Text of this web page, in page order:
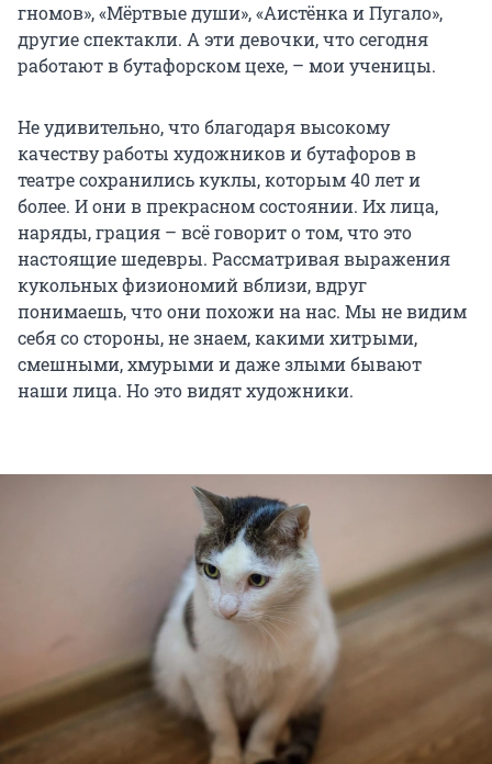
гномов», «Мёртвые души», «Аистёнка и Пугало»,
другие спектакли. А эти девочки, что сегодня
работают в бутафорском цехе, – мои ученицы.
Не удивительно, что благодаря высокому
качеству работы художников и бутафоров в
театре сохранились куклы, которым 40 лет и
более. И они в прекрасном состоянии. Их лица,
наряды, грация – всё говорит о том, что это
настоящие шедевры. Рассматривая выражения
кукольных физиономий вблизи, вдруг
понимаешь, что они похожи на нас. Мы не видим
себя со стороны, не знаем, какими хитрыми,
смешными, хмурыми и даже злыми бывают
наши лица. Но это видят художники.